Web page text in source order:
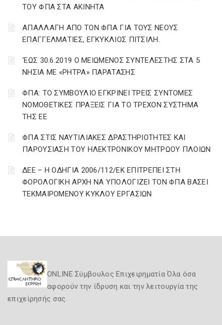
ΤΟΥ ΦΠΑ ΣΤΑ ΑΚΙΝΗΤΑ
ΑΠΑΛΛΑΓΗ ΑΠΟ ΤΟΝ ΦΠΑ ΓΙΑ ΤΟΥΣ ΝΕΟΥΣ
ΕΠΑΓΓΕΛΜΑΤΙΕΣ, ΕΓΚΥΚΛΙΟΣ ΠΙΤΣΙΛΗ.
‘ΕΩΣ 30.6.2019 Ο ΜΕΙΩΜΕΝΟΣ ΣΥΝΤΕΛΕΣΤΗΣ ΣΤΑ 5
ΝΗΣΙΑ ΜΕ «ΡΗΤΡΑ» ΠΑΡΑΤΑΣΗΣ
ΦΠΑ: ΤΟ ΣΥΜΒΟΥΛΙΟ ΕΓΚΡΙΝΕΙ ΤΡΕΙΣ ΣΥΝΤΟΜΕΣ
ΝΟΜΟΘΕΤΙΚΕΣ ΠΡΑΞΕΙΣ ΓΙΑ ΤΟ ΤΡΕΧΟΝ ΣΥΣΤΗΜΑ
ΤΗΣ ΕΕ
ΦΠΑ ΣΤΙΣ ΝΑΥΤΙΛΙΑΚΕΣ ΔΡΑΣΤΗΡΙΟΤΗΤΕΣ ΚΑΙ
ΠΑΡΟΥΣΙΑΣΗ ΤΟΥ ΗΛΕΚΤΡΟΝΙΚΟΥ ΜΗΤΡΩΟΥ ΠΛΟΙΩΝ
ΔΕΕ – Η ΟΔΗΓΙΑ 2006/112/ΕΚ ΕΠΙΤΡΕΠΕΙ ΣΤΗ
ΦΟΡΟΛΟΓΙΚΗ ΑΡΧΗ ΝΑ ΥΠΟΛΟΓΙΖΕΙ ΤΟΝ ΦΠΑ ΒΑΣΕΙ
ΤΕΚΜΑΙΡΟΜΕΝΟΥ ΚΥΚΛΟΥ ΕΡΓΑΣΙΩΝ
ONLINE Σύμβουλος Επιχειρηματία Όλα όσα
αφορούν την ίδρυση και την λειτουργία της
επιχείρησής σας.